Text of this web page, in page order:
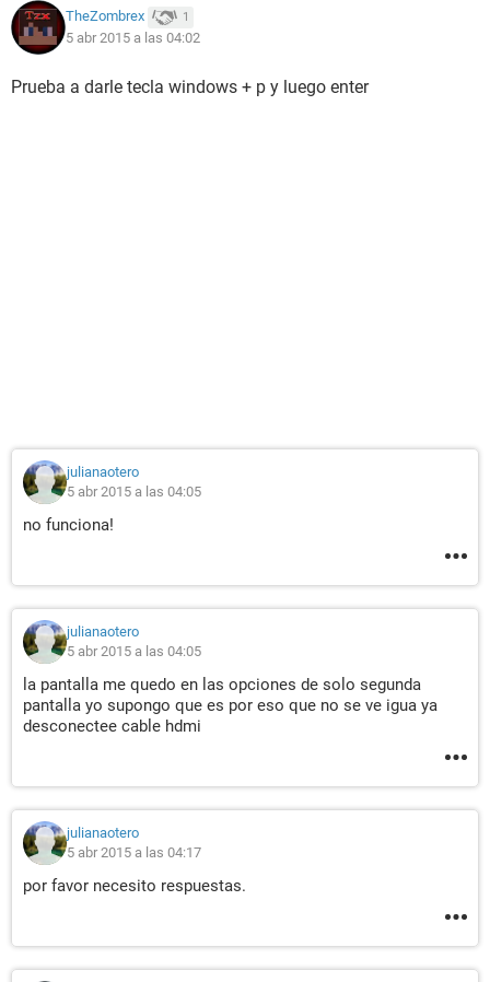
TheZombrex 1
5 abr 2015 a las 04:02
Prueba a darle tecla windows + p y luego enter
julianaotero
5 abr 2015 a las 04:05
no funciona!
julianaotero
5 abr 2015 a las 04:05
la pantalla me quedo en las opciones de solo segunda
pantalla yo supongo que es por eso que no se ve igua ya
desconectee cable hdmi
julianaotero
5 abr 2015 a las 04:17
por favor necesito respuestas.